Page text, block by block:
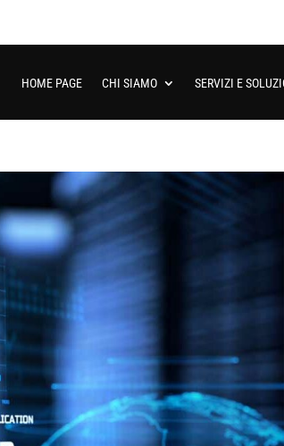
HOME PAGE CHI SIAMO SERVIZI E